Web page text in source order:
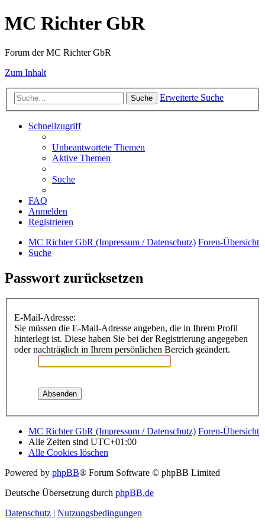
MC Richter GbR
Forum der MC Richter GbR
Zum Inhalt
Suche Erweiterte Suche
Schnellzugriff
Unbeantwortete Themen
Aktive Themen
Suche
FAQ
Anmelden
Registrieren
MC Richter GbR (Impressum / Datenschutz) Foren-Übersicht
Suche
Passwort zurücksetzen
E-Mail-Adresse:
Sie müssen die E-Mail-Adresse angeben, die in Ihrem Profil
hinterlegt ist. Diese haben Sie bei der Registrierung angegeben
oder nachträglich in Ihrem persönlichen Bereich geändert.
MC Richter GbR (Impressum / Datenschutz) Foren-Übersicht
Alle Zeiten sind UTC+01:00
Alle Cookies löschen
Powered by phpBB® Forum Software © phpBB Limited
Deutsche Übersetzung durch phpBB.de
Datenschutz | Nutzungsbedingungen